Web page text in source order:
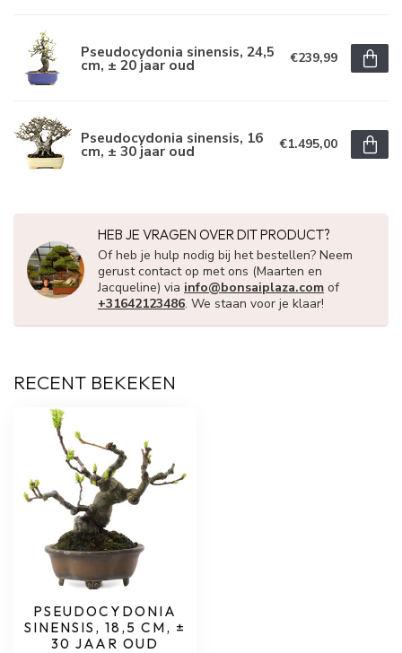
Pseudocydonia sinensis, 24,5
cm, ± 20 jaar oud €239,99
Pseudocydonia sinensis, 16
cm, ± 30 jaar oud €1.495,00
HEB JE VRAGEN OVER DIT PRODUCT?
Of heb je hulp nodig bij het bestellen? Neem
gerust contact op met ons (Maarten en
Jacqueline) via info@bonsaiplaza.com of
+31642123486. We staan voor je klaar!
RECENT BEKEKEN
PSEUDOCYDONIA
SINENSIS, 18,5 CM, ±
30 JAAR OUD